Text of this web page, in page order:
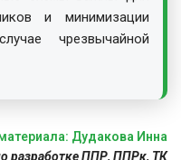
и минимизации
чрезвычайной
Дудакова Инна
разработке ППР, ППРк, ТК